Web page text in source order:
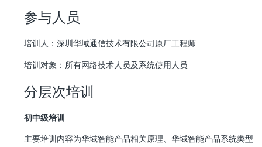
参与人员
培训人：深圳华域通信技术有限公司原厂工程师
培训对象：所有网络技术人员及系统使用人员
分层次培训
初中级培训
主要培训内容为华域智能产品相关原理、华域智能产品系统类型